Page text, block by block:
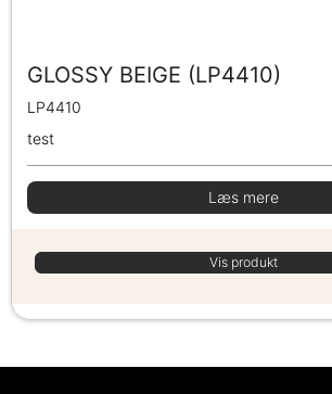
GLOSSY BEIGE (LP4410)
LP4410
test
Læs mere
Vis produkt